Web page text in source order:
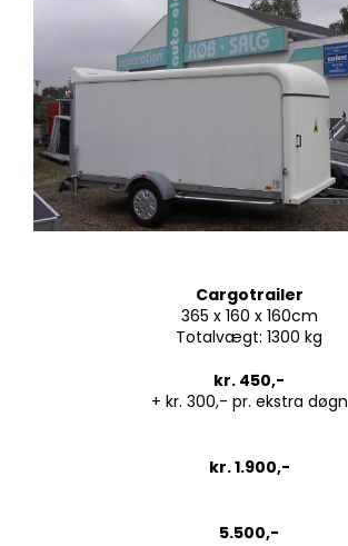
Cargotrailer
365 x 160 x 160cm
Totalvægt: 1300 kg
kr. 450,-
+ kr. 300,- pr. ekstra døgn
kr. 1.900,-
5.500,-